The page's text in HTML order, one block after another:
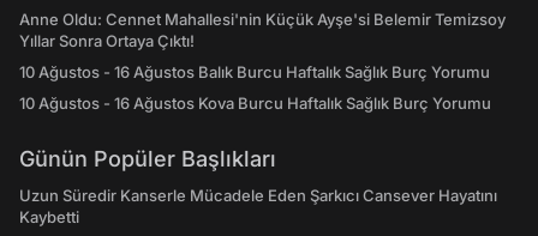
Anne Oldu: Cennet Mahallesi'nin Küçük Ayşe'si Belemir Temizsoy
Yıllar Sonra Ortaya Çıktı!
10 Ağustos - 16 Ağustos Balık Burcu Haftalık Sağlık Burç Yorumu
10 Ağustos - 16 Ağustos Kova Burcu Haftalık Sağlık Burç Yorumu
Günün Popüler Başlıkları
Uzun Süredir Kanserle Mücadele Eden Şarkıcı Cansever Hayatını
Kaybetti